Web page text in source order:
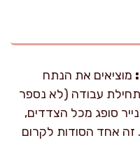
מוציאים את הנתח
לפני תחילת עבודה (לא נספר
סופג מכל הצדדים,
אחד הסודות לקרום